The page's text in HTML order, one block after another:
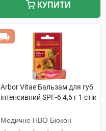
КУПИТИ
Arbor Vitae Бальзам для губ
інтенсивний SPF-6 4,6 г 1 стік
Медичне НВО Біокон